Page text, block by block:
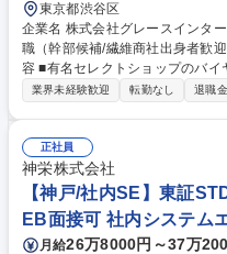
東京都渋谷区
企業名 株式会社グレースインターナショナル 求人名
職（幹部候補/繊維商社出身者歓迎）
容 ■有名セレクトショップのバ
認などを担当。幹部候補として
す。 商品完成までの工程や海外
いる海外にある製造工場も訪問し
め、3ヶ月に1回程度、海外出張
の範囲：当社業務全般 募集職種 【東京/原宿駅】営業職（幹部候補/繊維商
社出身者歓迎）ファッションの
業界未経験歓迎 転勤なし 退職
正社員
神栄株式会社
【神戸/社内SE】東証
EB面接可 社内システム
月給26万8000円～37万